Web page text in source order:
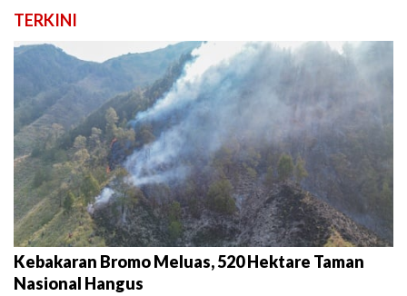
TERKINI
Kebakaran Bromo Meluas, 520 Hektare Taman
Nasional Hangus